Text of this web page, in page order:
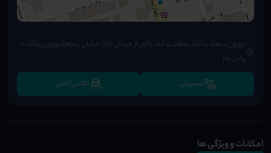
تهران، سعادت آباد سعادت آباد بالاتر از میدان کاج خیابان پنجم(نوروزی)پلاک ۶
واحد ۲۰
مسیریابی تاکسی آنلاین
امکانات و ویژگی ها